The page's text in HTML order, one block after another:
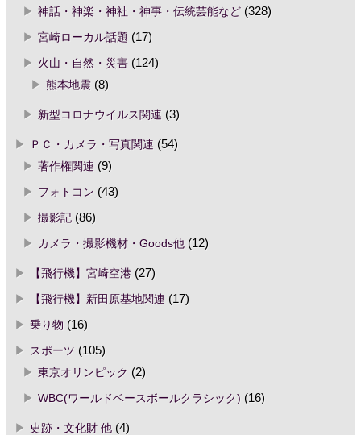
神話・神楽・神社・神事・伝統芸能など(328)
宮崎ローカル話題 (17)
火山・自然・災害(124)
熊本地震(8)
新型コロナウイルス関連 (3)
ＰＣ・カメラ・写真関連 (54)
著作権関連 (9)
フォトコン (43)
撮影記(86)
カメラ・撮影機材・Goods他(12)
【飛行機】宮崎空港(27)
【飛行機】新田原基地関連 (17)
乗り物 (16)
スポーツ (105)
東京オリンピック (2)
WBC(ワールドベースボールクラシック) (16)
史跡・文化財 他(4)